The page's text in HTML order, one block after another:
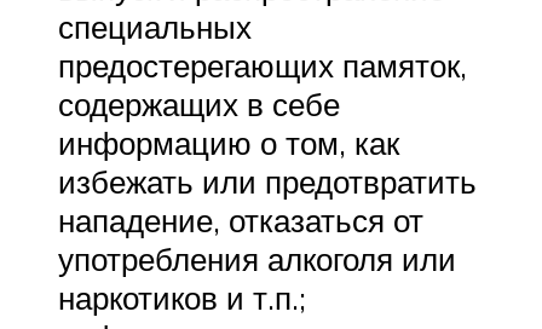
специальных
предостерегающих памяток,
содержащих в себе
информацию о том, как
избежать или предотвратить
нападение, отказаться от
употребления алкоголя или
наркотиков и т.п.;